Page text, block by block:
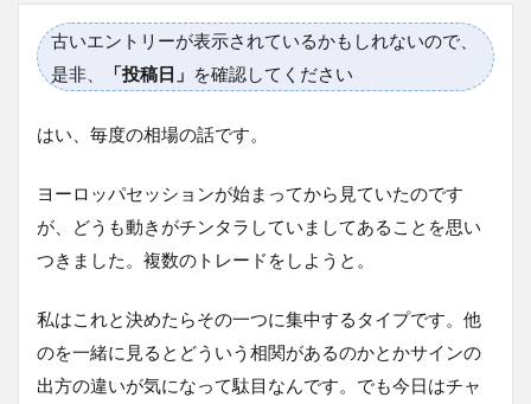
古いエントリーが表示されているかもしれないので、
是非、
「投稿日」 を確認してください
はい、毎度の相場の話です。
ヨーロッパセッションが始まってから見ていたのです
が、どうも動きがチンタラしていましてあることを思い
つきました。複数のトレードをしようと。
私はこれと決めたらその一つに集中するタイプです。他
のを一緒に見るとどういう相関があるのかとかサインの
出方の違いが気になって駄目なんです。でも今日はチャ